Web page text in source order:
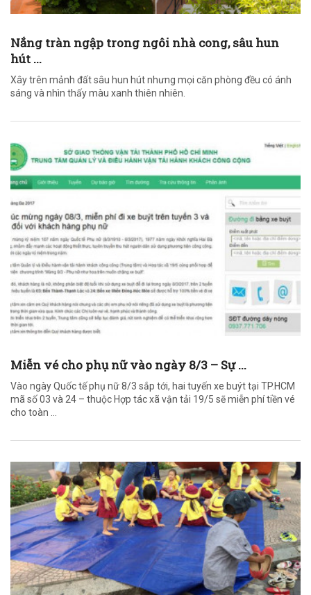
Nắng tràn ngập trong ngôi nhà cong, sâu hun
hút ...
Xây trên mảnh đất sâu hun hút nhưng mọi căn phòng đều có ánh
sáng và nhìn thấy màu xanh thiên nhiên.
Miễn vé cho phụ nữ vào ngày 8/3 – Sự ...
Vào ngày Quốc tế phụ nữ 8/3 sắp tới, hai tuyến xe buýt tại TP.HCM
mã số 03 và 24 – thuộc Hợp tác xã vận tải 19/5 sẽ miễn phí tiền vé
cho toàn ...